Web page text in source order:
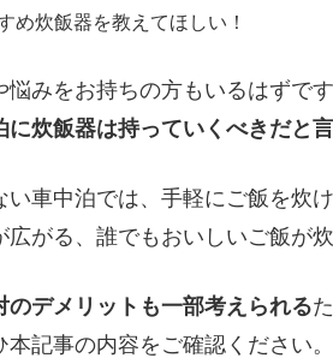
め炊飯器を教えてほしい！
悩みをお持ちの方もいるはずで
に炊飯器は持っていくべきだと
い車中泊では、手軽にご飯を炊
広がる、誰でもおいしいご飯が
のデメリットも一部考えられる
本記事の内容をご確認ください